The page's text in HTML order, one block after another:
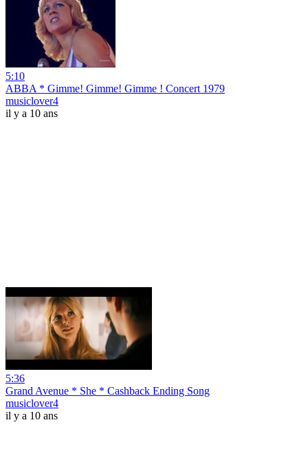
5:10
ABBA * Gimme! Gimme! Gimme ! Concert 1979
musiclover4
il y a 10 ans
5:36
Grand Avenue * She * Cashback Ending Song
musiclover4
il y a 10 ans